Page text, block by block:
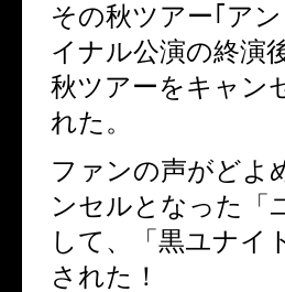
その秋ツアー｢ア
イナル公演の終演
秋ツアーをキャン
れた。
ファンの声がどよ
ンセルとなった「
して、「黒ユナイ
された！